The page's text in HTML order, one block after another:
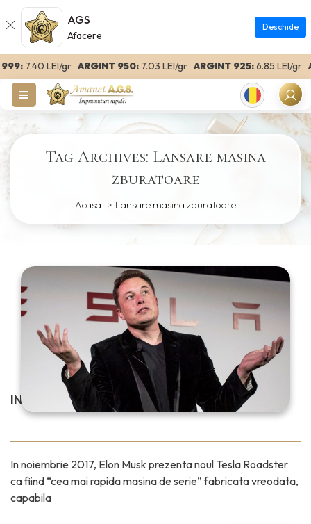
AGS
Afacere
Deschide
7.40 LEI/grARGINT 950:7.03 LEI/grARGINT 925:6.85 LEI/gr
Romanian
Tag Archives: Lansare masina
zburatoare
Acasa Lansare masina zburatoare
INAPOI IN VIITOR
In noiembrie 2017, Elon Musk prezenta noul Tesla Roadster
ca fiind “cea mai rapida masina de serie” fabricata vreodata,
capabila